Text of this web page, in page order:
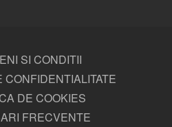
SI CONDITII
CONFIDENTIALITATE
DE COOKIES
FRECVENTE